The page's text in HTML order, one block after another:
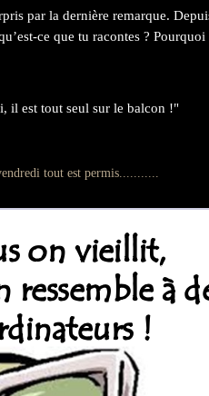
par la dernière remarque.
ce que tu racontes ?
il est tout seul sur le balcon !"